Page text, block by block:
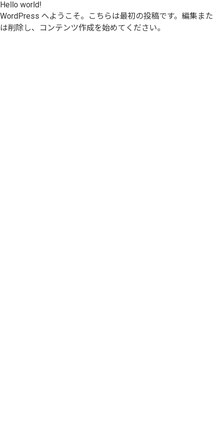
Hello world!
WordPress へようこそ。こちらは最初の投稿です。編集また
は削除し、コンテンツ作成を始めてください。